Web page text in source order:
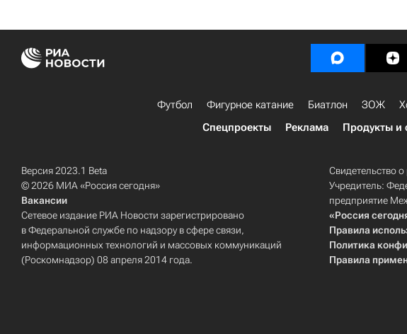
Футбол Фигурное катание Биатлон ЗОЖ
Спецпроекты
Реклама Продукты и
Версия 2023.1 Beta
© 2026 МИА «Россия сегодня»
Вакансии
Сетевое издание РИА Новости зарегистрировано
в Федеральной службе по надзору в сфере связи,
информационных технологий и массовых коммуникаций
(Роскомнадзор) 08 апреля 2014 года.
Свидетельство
Учредитель:
предприятие
«Россия
Правила
Политика
Правила